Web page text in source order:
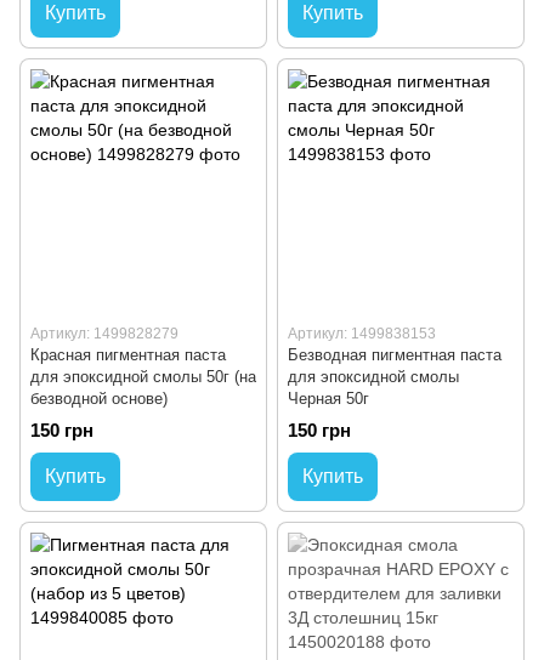
Купить Купить
Артикул: 1499828279
Красная пигментная паста
для эпоксидной смолы 50г (на
безводной основе)
150 грн
Купить
Артикул: 1499838153
Безводная пигментная паста
для эпоксидной смолы
Черная 50г
150 грн
Купить